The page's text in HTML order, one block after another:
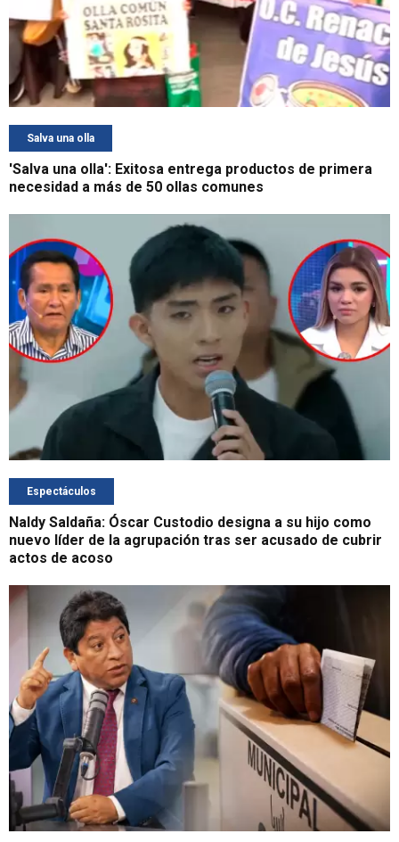
Salva una olla
'Salva una olla': Exitosa entrega productos de primera
necesidad a más de 50 ollas comunes
Espectáculos
Naldy Saldaña: Óscar Custodio designa a su hijo como
nuevo líder de la agrupación tras ser acusado de cubrir
actos de acoso